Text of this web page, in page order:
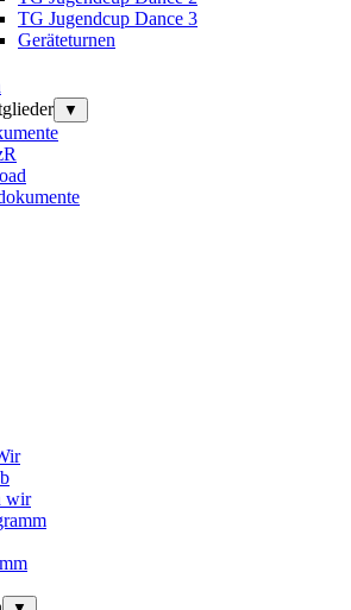
TG Jugendcup Dance 3
Geräteturnen
▼
wir